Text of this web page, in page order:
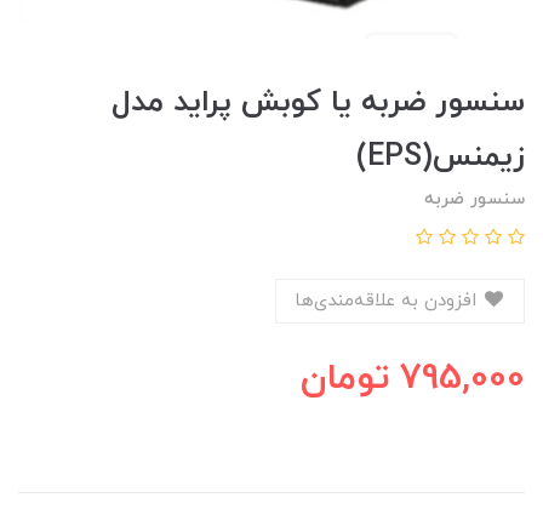
سنسور ضربه يا کوبش پرايد مدل
زيمنس(EPS)
سنسور ضربه
795,000 تومان